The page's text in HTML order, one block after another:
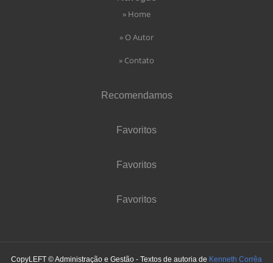
» Home
» O Autor
» Contato
Recomendamos
Favoritos
Favoritos
Favoritos
CopyLEFT © Administração e Gestão - Textos de autoria de Kenneth Corrêa